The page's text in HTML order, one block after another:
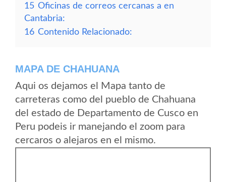
15 Oficinas de correos cercanas a en
Cantabria:
16 Contenido Relacionado:
MAPA DE CHAHUANA
Aqui os dejamos el Mapa tanto de
carreteras como del pueblo de Chahuana
del estado de Departamento de Cusco en
Peru podeis ir manejando el zoom para
cercaros o alejaros en el mismo.